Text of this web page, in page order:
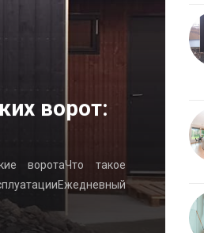
ворот:
воротаЧто такое